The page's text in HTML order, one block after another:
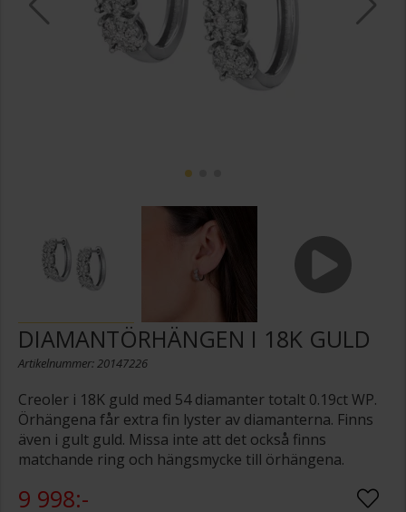
DIAMANTÖRHÄNGEN I 18K GULD
Artikelnummer: 20147226
Creoler i 18K guld med 54 diamanter totalt 0.19ct WP.
Örhängena får extra fin lyster av diamanterna. Finns
även i gult guld. Missa inte att det också finns
matchande ring och hängsmycke till örhängena.
9 998:-